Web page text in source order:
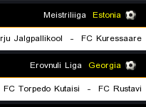
Estonia
FC Kuressaare
-
Jalgpallikool
Georgia
FC Rustavi
-
FC Torpedo Kutaisi